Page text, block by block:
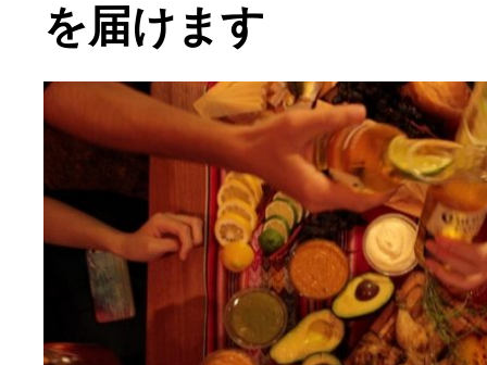
を届けます